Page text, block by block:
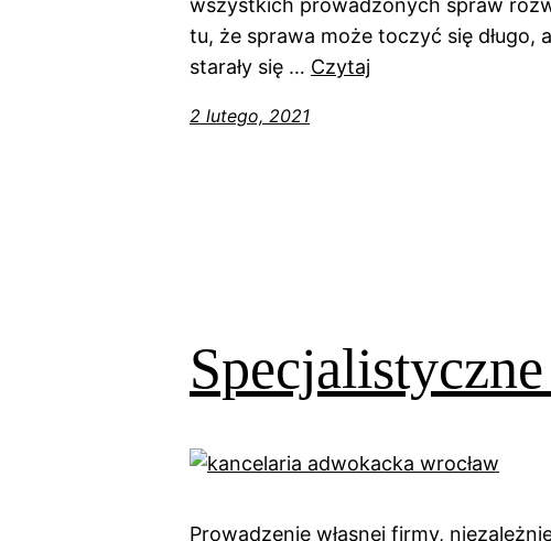
wszystkich prowadzonych spraw
tu, że sprawa może toczyć się długo,
starały się … Czytaj
2 lutego, 2021
Prowadzenie własnej firmy,